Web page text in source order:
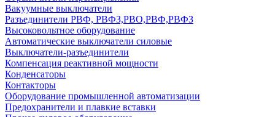
Вакуумные выключатели
Разъединители РВФ, РВФЗ,РВО,РВФ,РВФЗ
Высоковольтное оборудование
Автоматические выключатели cиловые
Выключатели-разъединители
Компенсация реактивной мощности
Конденсаторы
Контакторы
Оборудование промышленной автоматизации
Предохранители и плавкие вставки